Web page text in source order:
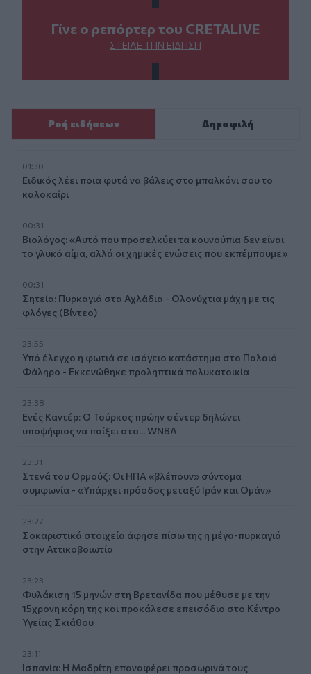
Γίνε ο ρεπόρτερ του CRETALIVE
ΣΤΕΊΛΕ ΤΗΝ ΕΊΔΗΣΗ
Ροή ειδήσεων Δημοφιλή
01:30
Ειδικός λέει ποια φυτά να βάλεις στο μπαλκόνι σου το
καλοκαίρι
00:31
Βιολόγος: «Αυτό που προσελκύει τα κουνούπια δεν είναι
το γλυκό αίμα, αλλά οι χημικές ενώσεις που εκπέμπουμε»
00:31
Σητεία: Πυρκαγιά στα Αχλάδια - Ολονύχτια μάχη με τις
φλόγες (Βίντεο)
23:55
Υπό έλεγχο η φωτιά σε ισόγειο κατάστημα στο Παλαιό
Φάληρο - Εκκενώθηκε προληπτικά πολυκατοικία
23:38
Ενές Καντέρ: Ο Τούρκος πρώην σέντερ δηλώνει
υποψήφιος να παίξει στο... WNBA
23:31
Στενά του Ορμούζ: Οι ΗΠΑ «βλέπουν» σύντομα
συμφωνία - «Υπάρχει πρόοδος μεταξύ Ιράν και Ομάν»
23:27
Σοκαριστικά στοιχεία άφησε πίσω της η μέγα-πυρκαγιά
στην Αττικοβοιωτία
23:23
Φυλάκιση 15 μηνών στη Βρετανίδα που μέθυσε με την
15χρονη κόρη της και προκάλεσε επεισόδιο στο Κέντρο
Υγείας Σκιάθου
23:11
Ισπανία: Η Μαδρίτη επαναφέρει προσωρινά τους